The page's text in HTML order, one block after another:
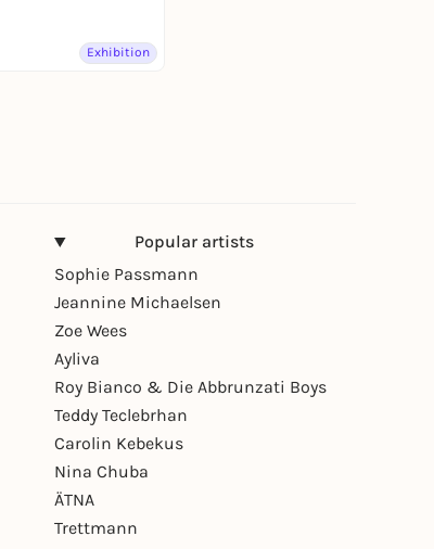
Exhibition
Popular artists
Sophie Passmann
Jeannine Michaelsen
Zoe Wees
Ayliva
Roy Bianco & Die Abbrunzati Boys
Teddy Teclebrhan
Carolin Kebekus
Nina Chuba
ÄTNA
Trettmann